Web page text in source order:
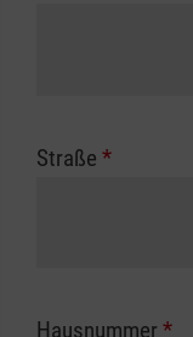
Straße *
Hausnummer *